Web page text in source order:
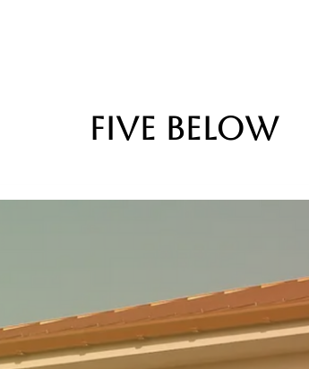
Five Below